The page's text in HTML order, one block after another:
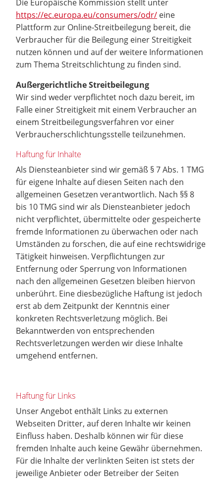
Die Europäische Kommission stellt unter
https://ec.europa.eu/consumers/odr/ eine
Plattform zur Online-Streitbeilegung bereit, die
Verbraucher für die Beilegung einer Streitigkeit
nutzen können und auf der weitere Informationen
zum Thema Streitschlichtung zu finden sind.
Außergerichtliche Streitbeilegung
Wir sind weder verpflichtet noch dazu bereit, im
Falle einer Streitigkeit mit einem Verbraucher an
einem Streitbeilegungsverfahren vor einer
Verbraucherschlichtungsstelle teilzunehmen.
Haftung für Inhalte
Als Diensteanbieter sind wir gemäß § 7 Abs. 1 TMG
für eigene Inhalte auf diesen Seiten nach den
allgemeinen Gesetzen verantwortlich. Nach §§ 8
bis 10 TMG sind wir als Diensteanbieter jedoch
nicht verpflichtet, übermittelte oder gespeicherte
fremde Informationen zu überwachen oder nach
Umständen zu forschen, die auf eine rechtswidrige
Tätigkeit hinweisen. Verpflichtungen zur
Entfernung oder Sperrung von Informationen
nach den allgemeinen Gesetzen bleiben hiervon
unberührt. Eine diesbezügliche Haftung ist jedoch
erst ab dem Zeitpunkt der Kenntnis einer
konkreten Rechtsverletzung möglich. Bei
Bekanntwerden von entsprechenden
Rechtsverletzungen werden wir diese Inhalte
umgehend entfernen.
Haftung für Links
Unser Angebot enthält Links zu externen
Webseiten Dritter, auf deren Inhalte wir keinen
Einfluss haben. Deshalb können wir für diese
fremden Inhalte auch keine Gewähr übernehmen.
Für die Inhalte der verlinkten Seiten ist stets der
jeweilige Anbieter oder Betreiber der Seiten